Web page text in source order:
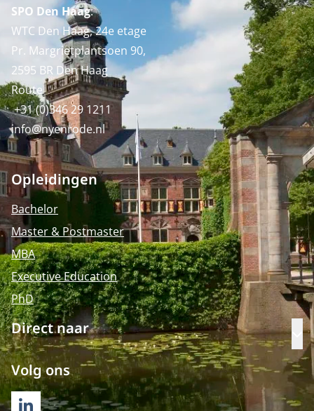
SPO Den Haag:
WTC Den Haag, 24e etage
Pr. Margrietplantsoen 90,
2595 BR Den Haag
Route
+31 (0)346 29 1211
info@nyenrode.nl
Opleidingen
Bachelor
Master & Postmaster
MBA
Executive Education
PhD
Direct naar
Volg ons